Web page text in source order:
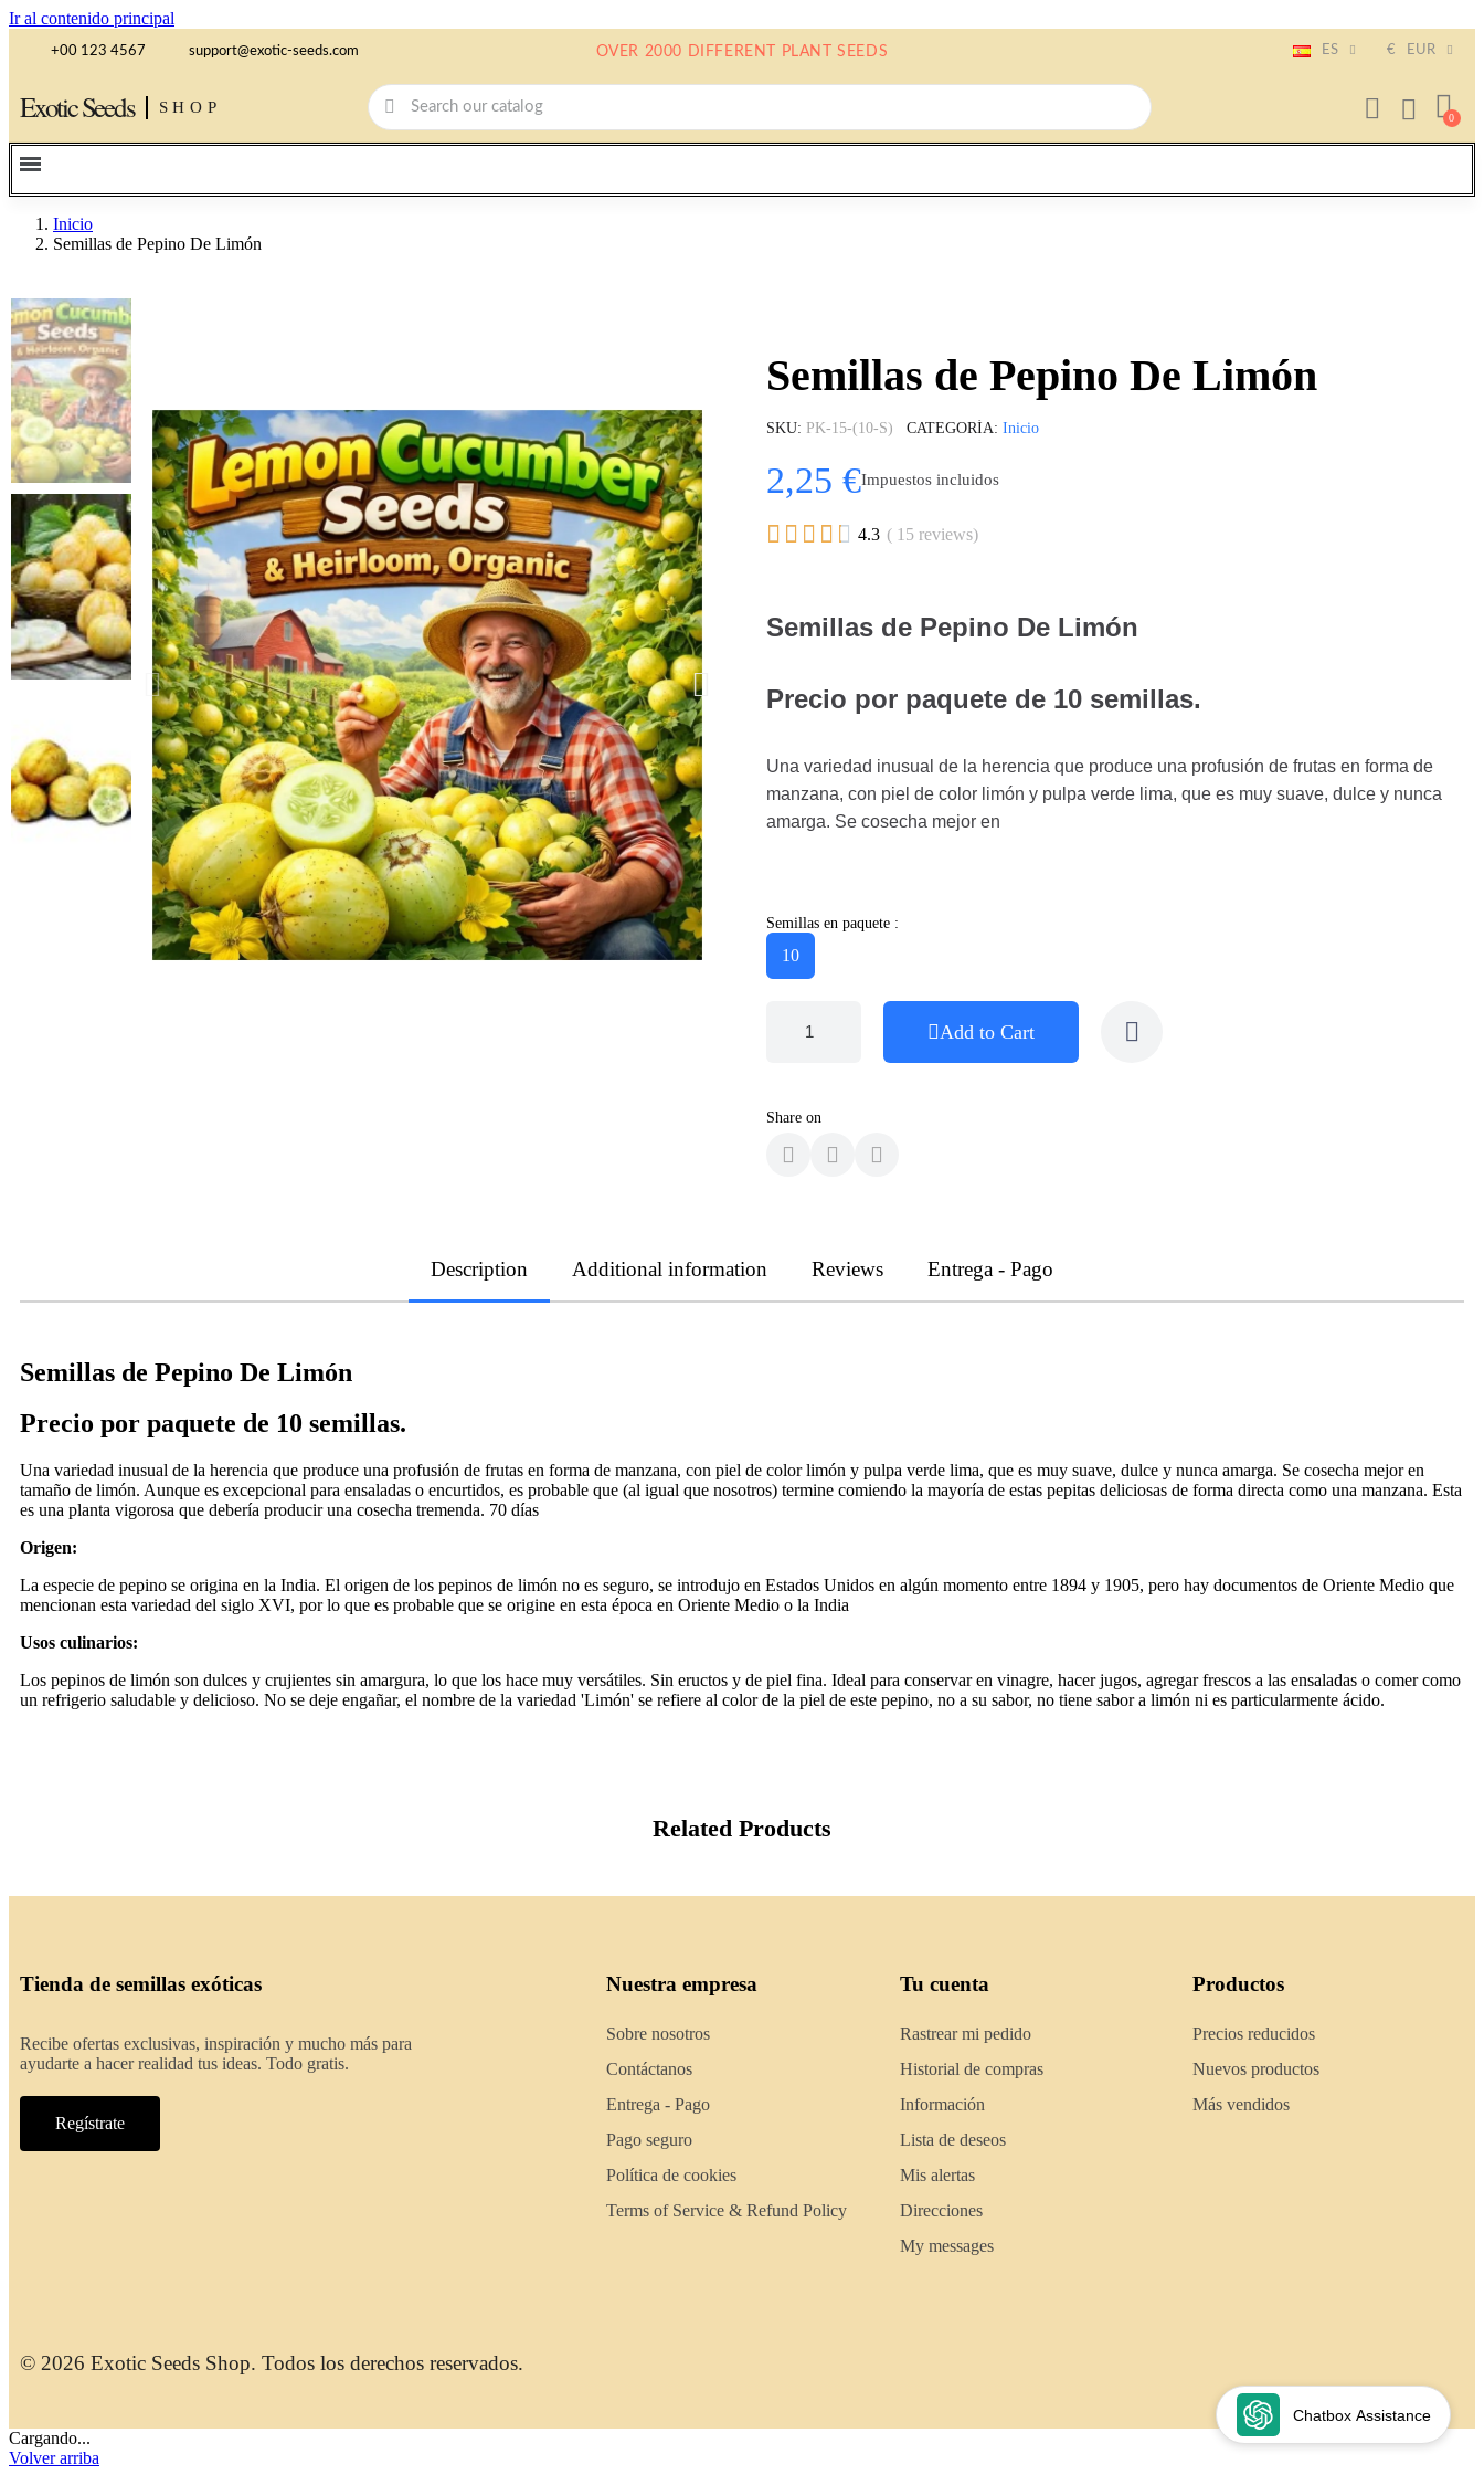
Ir al contenido principal
+00 123 4567 support@exotic-seeds.com OVER 2000 DIFFERENT PLANT SEEDS ES € EUR
Exotic Seeds SHOP
Inicio
Semillas de Pepino De Limón
Semillas de Pepino De Limón
SKU PK-15-(10-S) CATEGORÍA Inicio
2,25 €Impuestos incluidos
     4.3 ( 15 reviews)
Semillas de Pepino De Limón
Precio por paquete de 10 semillas.
Una variedad inusual de la herencia que produce una profusión de frutas en forma de
manzana, con piel de color limón y pulpa verde lima, que es muy suave, dulce y nunca
amarga. Se cosecha mejor en
Semillas en paquete :
10
Add to Cart
Share on
Description Additional information Reviews Entrega - Pago
Semillas de Pepino De Limón
Precio por paquete de 10 semillas.
Una variedad inusual de la herencia que produce una profusión de frutas en forma de manzana, con piel de color limón y pulpa verde lima, que es muy suave, dulce y nunca amarga. Se cosecha mejor en
tamaño de limón. Aunque es excepcional para ensaladas o encurtidos, es probable que (al igual que nosotros) termine comiendo la mayoría de estas pepitas deliciosas de forma directa como una manzana. Esta
es una planta vigorosa que debería producir una cosecha tremenda. 70 días
Origen:
La especie de pepino se origina en la India. El origen de los pepinos de limón no es seguro, se introdujo en Estados Unidos en algún momento entre 1894 y 1905, pero hay documentos de Oriente Medio que
mencionan esta variedad del siglo XVI, por lo que es probable que se origine en esta época en Oriente Medio o la India
Usos culinarios:
Los pepinos de limón son dulces y crujientes sin amargura, lo que los hace muy versátiles. Sin eructos y de piel fina. Ideal para conservar en vinagre, hacer jugos, agregar frescos a las ensaladas o comer como
un refrigerio saludable y delicioso. No se deje engañar, el nombre de la variedad 'Limón' se refiere al color de la piel de este pepino, no a su sabor, no tiene sabor a limón ni es particularmente ácido.
Related Products
Chatbox Assistance
Tienda de semillas exóticas
Recibe ofertas exclusivas, inspiración y mucho más para
ayudarte a hacer realidad tus ideas. Todo gratis.
Regístrate
Nuestra empresa
Sobre nosotros
Contáctanos
Entrega - Pago
Pago seguro
Política de cookies
Terms of Service & Refund Policy
Tu cuenta
Rastrear mi pedido
Historial de compras
Información
Lista de deseos
Mis alertas
Direcciones
My messages
Productos
Precios reducidos
Nuevos productos
Más vendidos
© 2026 Exotic Seeds Shop. Todos los derechos reservados.
Cargando...
Volver arriba